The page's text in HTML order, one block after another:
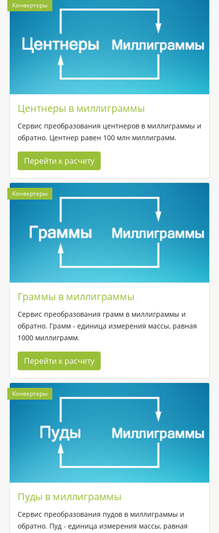
Конвертеры
Центнеры в миллиграммы
Сервис преобразования центнеров в миллиграммы и
обратно. Центнер равен 100 млн миллиграмм.
Перейти к расчету
Конвертеры
Граммы в миллиграммы
Сервис преобразования грамм в миллиграммы и
обратно. Грамм - единица измерения массы, равная
1000 миллиграмм.
Перейти к расчету
Конвертеры
Пуды в миллиграммы
Сервис преобразования пудов в миллиграммы и
обратно. Пуд - единица измерения массы, равная